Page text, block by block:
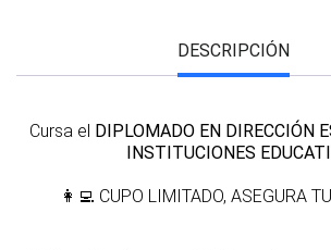
DESCRIPCIÓN
Cursa el DIPLOMADO EN DIRECCIÓN
INSTITUCIONES
👩‍💻 CUPO LIMITADO, ASEGURA